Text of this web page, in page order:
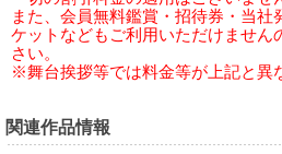
また、会員無料鑑賞・招待券・当社
ケットなどもご利用いただけません
さい。
※舞台挨拶等では料金等が上記と異
関連作品情報